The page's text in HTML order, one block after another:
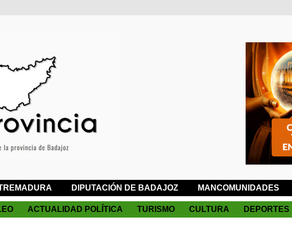
DIPUTACIÓN DE BADAJOZ MANCOMUNIDADES
ACTUALIDAD POLÍTICA TURISMO CULTURA DEPORTES